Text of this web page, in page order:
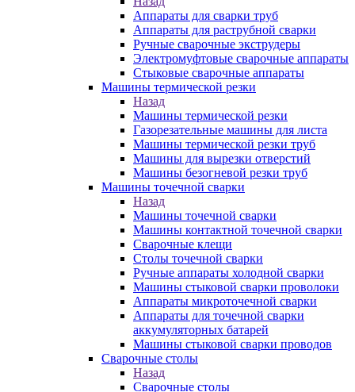
Аппараты для сварки труб
Аппараты для раструбной сварки
Ручные сварочные экструдеры
Электромуфтовые сварочные аппараты
Стыковые сварочные аппараты
Машины термической резки
Назад
Машины термической резки
Газорезательные машины для листа
Машины термической резки труб
Машины для вырезки отверстий
Машины безогневой резки труб
Машины точечной сварки
Назад
Машины точечной сварки
Машины контактной точечной сварки
Сварочные клещи
Столы точечной сварки
Ручные аппараты холодной сварки
Машины стыковой сварки проволоки
Аппараты микроточечной сварки
Аппараты для точечной сварки
аккумуляторных батарей
Машины стыковой сварки проводов
Сварочные столы
Назад
Сварочные столы